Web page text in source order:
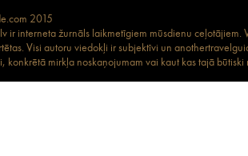
2015
ir interneta žurnāls laikmetīgiem mūsdienu
Visi autoru viedokļi ir subjektīvi un
konkrētā mirkļa noskaņojumam vai kaut kas tajā